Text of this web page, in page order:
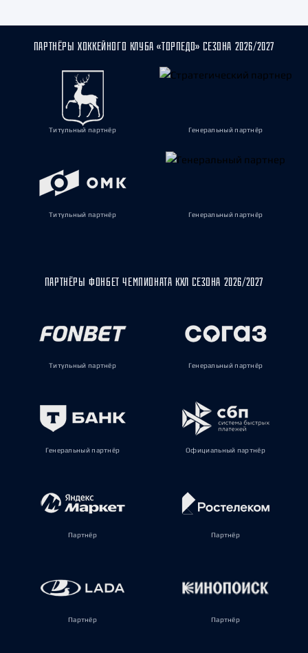
ПАРТНЁРЫ ХОККЕЙНОГО КЛУБА «ТОРПЕДО» СЕЗОНА 2026/2027
Титульный партнёр Генеральный партнёр
Титульный партнёр Генеральный партнёр
ПАРТНЁРЫ ФОНБЕТ ЧЕМПИОНАТА КХЛ СЕЗОНА 2026/2027
Титульный партнёр Генеральный партнёр
Генеральный партнёр Официальный партнёр
Партнёр Партнёр
Партнёр Партнёр